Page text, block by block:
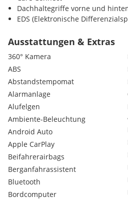
Dachhaltegriffe vorne und
EDS (Elektronische
Fahrer- und Beifahrersitz
Handschuhfach beleuchtet
Kindersitz-Halterungen
Kontroll-Leuchte für
Make-up-Spiegel in der
MKB (Multikolisionsbremse)
Pannenset (Reifendichtmittel
Parkscheinhalter
Scheibenbremsen vorne und
SmartLink
Speedlimiter
Taschenhaken im Gepäckraum
Teppich-Fußmatten
Trichter für Waschwasser
Easy-Start (Start-Stop-Taste
Lautsprecher vorne und hinten
Ausstattungen & Extras
360° Kamera
ABS
Abstandstempomat
Alarmanlage
Alufelgen
Ambiente-Beleuchtung
Android Auto
Apple CarPlay
Beifahrerairbags
Berganfahrassistent
Bluetooth
Bordcomputer